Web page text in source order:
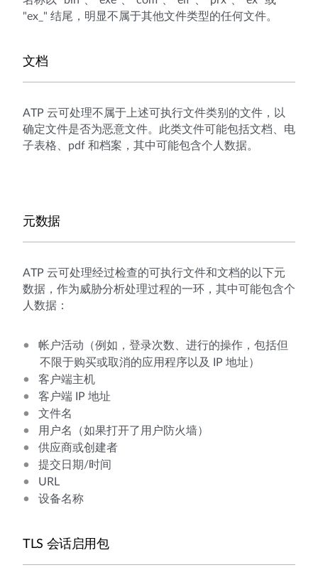
"ex_" 结尾，明显不属于其他文件类型的任何文件。
文档
ATP 云可处理不属于上述可执行文件类别的文件，以
确定文件是否为恶意文件。此类文件可能包括文档、电
子表格、pdf 和档案，其中可能包含个人数据。
元数据
ATP 云可处理经过检查的可执行文件和文档的以下元
数据，作为威胁分析处理过程的一环，其中可能包含个
人数据：
帐户活动（例如，登录次数、进行的操作，包括但
不限于购买或取消的应用程序以及 IP 地址）
客户端主机
客户端 IP 地址
文件名
用户名（如果打开了用户防火墙）
供应商或创建者
提交日期/时间
URL
设备名称
TLS 会话启用包